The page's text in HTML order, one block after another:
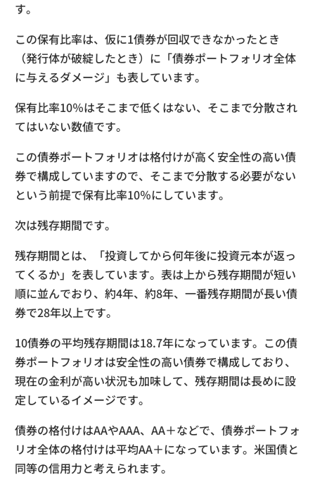
す。
この保有比率は、仮に1債券が回収できなかったとき
（発行体が破綻したとき）に「債券ポートフォリオ全体
に与えるダメージ」も表しています。
保有比率10％はそこまで低くはない、そこまで分散され
てはいない数値です。
この債券ポートフォリオは格付けが高く安全性の高い債
券で構成していますので、そこまで分散する必要がない
という前提で保有比率10％にしています。
次は残存期間です。
残存期間とは、「投資してから何年後に投資元本が返っ
てくるか」を表しています。表は上から残存期間が短い
順に並んでおり、約4年、約8年、一番残存期間が長い債
券で28年以上です。
10債券の平均残存期間は18.7年になっています。この債
券ポートフォリオは安全性の高い債券で構成しており、
現在の金利が高い状況も加味して、残存期間は長めに設
定しているイメージです。
債券の格付けはAAやAAA、AA＋などで、債券ポートフォ
リオ全体の格付けは平均AA＋になっています。米国債と
同等の信用力と考えられます。